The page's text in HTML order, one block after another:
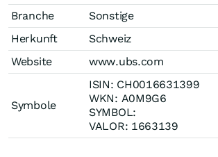
Branche
Sonstige
Herkunft
Schweiz
Website
www.ubs.com
Symbole
ISIN: CH0016631399
WKN: A0M9G6
SYMBOL:
VALOR: 1663139